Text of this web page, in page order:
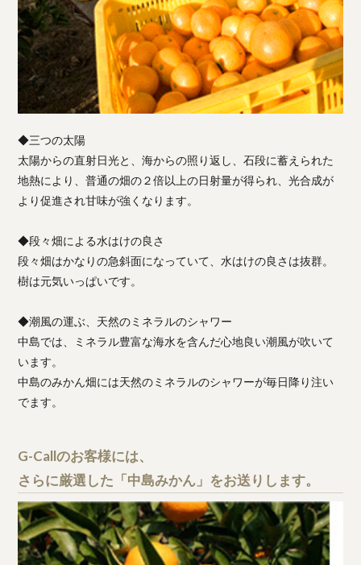
◆三つの太陽
太陽からの直射日光と、海からの照り返し、石段に蓄えられた
地熱により、普通の畑の２倍以上の日射量が得られ、光合成が
より促進され甘味が強くなります。
◆段々畑による水はけの良さ
段々畑はかなりの急斜面になっていて、水はけの良さは抜群。
樹は元気いっぱいです。
◆潮風の運ぶ、天然のミネラルのシャワー
中島では、ミネラル豊富な海水を含んだ心地良い潮風が吹いて
います。
中島のみかん畑には天然のミネラルのシャワーが毎日降り注い
でます。
G-Callのお客様には、
さらに厳選した「中島みかん」をお送りします。